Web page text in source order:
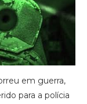
em guerra,
para a polícia